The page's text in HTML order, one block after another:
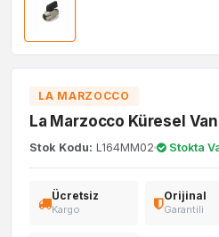
LA MARZOCCO
La Marzocco Küresel
Stok Kodu: L164MM02 Stokta
Ücretsiz
Kargo
Orijinal
Garantili